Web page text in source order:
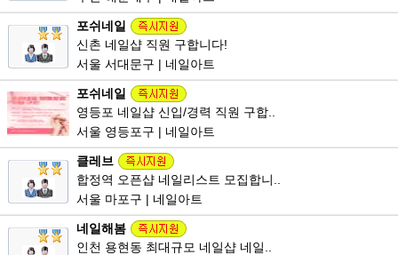
포쉬네일
신촌 네일샵 직원 구합니다!
서울 서대문구 | 네일아트
포쉬네일
영등포 네일샵 신입/경력 직원 구합..
서울 영등포구 | 네일아트
클레브
합정역 오픈샵 네일리스트 모집합니..
서울 마포구 | 네일아트
네일해봄
인천 용현동 최대규모 네일샵 네일..